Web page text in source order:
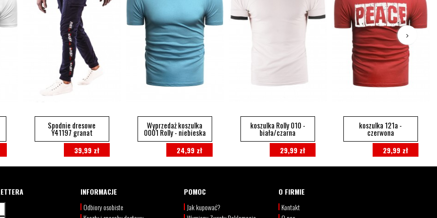
Spodnie dresowe
Y41197 granat
39,99 zł
Wyprzedaż koszulka
0001 Rolly - niebieska
24,99 zł
koszulka Rolly 010 -
biała/czarna
29,99 zł
koszulka 121a -
czerwona
29,99 zł
INFORMACJE
Odbiory osobiste
POMOC
Jak kupować?
O FIRMIE
Kontakt